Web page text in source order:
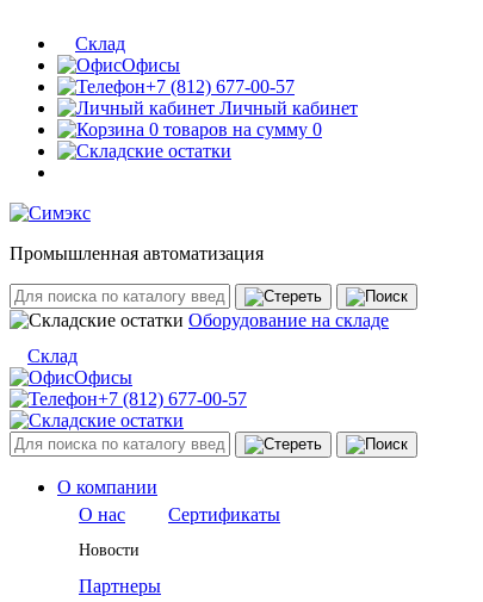
Склад
Офисы
+7 (812) 677-00-57
Личный кабинет
0 товаров на сумму 0
Промышленная автоматизация
Оборудование на складе
Склад
Офисы
+7 (812) 677-00-57
О компании
О нас
Сертификаты
Новости
Партнеры